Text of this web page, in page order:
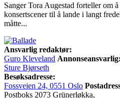
Sanger Tora Augestad forteller om
konsertscener til å lande i langt
måtte...
Ansvarlig redaktør:
Guro Kleveland Annonseansvarlig:
Sture Bjørseth
Besøksadresse:
Fossveien 24, 0551 Oslo
Postboks 2073 Grünerløkka,